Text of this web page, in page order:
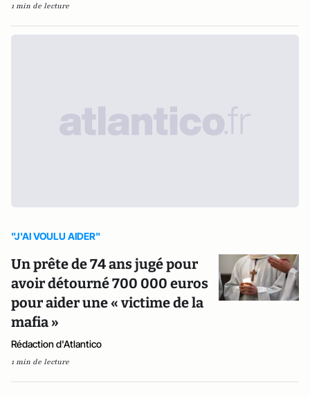
1 min de lecture
"J'AI VOULU AIDER"
Un prête de 74 ans jugé pour
avoir détourné 700 000 euros
pour aider une « victime de la
mafia »
Rédaction d'Atlantico
1 min de lecture